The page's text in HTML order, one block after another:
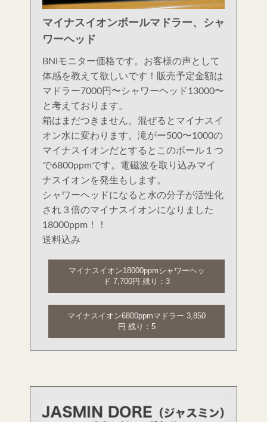
マイナスイオンボールマドラー、シャ
ワーヘッド
BNIモニター価格です。お客様の声として
体感を教えて欲しいです！販売予定金額は
マドラー7000円〜シャワーヘッド13000〜
と考えております。
箱はまだつきません。混ぜるとマイナスイ
オン水に変わります。滝がー500〜1000の
マイナスイオンだとするとこのボール１つ
で6800ppmです。電磁波を取り込みマイ
ナスイオンを発生もします。
シャワーヘッドになると水の分子が活性化
され３倍のマイナスイオンになりました
18000ppm！！
送料込み
マイナスイオン18000ppmシャワーヘッ
ド 7,700円 残り：3
マイナスイオン6800ppmマドラー 3,850
円 残り：5